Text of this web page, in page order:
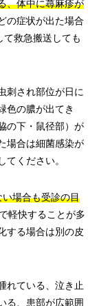
、体中に蕁麻疹が
の症状が出た場合
救急搬送しても
刺され部位が日に
色の膿が出てき
の下・鼠径部）が
場合は細菌感染が
ください。
場合も受診の目
軽快することが多
する場合は別の皮
れている、泣き止
る、患部が広範囲